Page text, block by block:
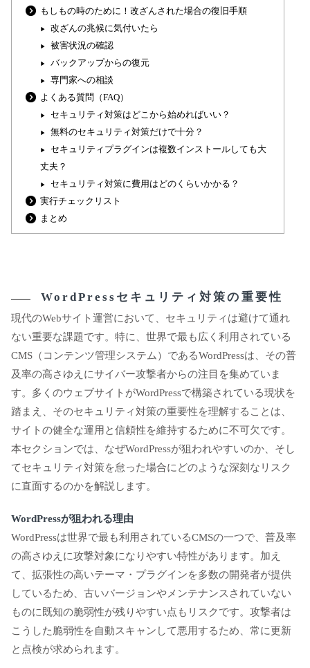
もしもの時のために！改ざんされた場合の復旧手順
改ざんの兆候に気付いたら
被害状況の確認
バックアップからの復元
専門家への相談
よくある質問（FAQ）
セキュリティ対策はどこから始めればいい？
無料のセキュリティ対策だけで十分？
セキュリティプラグインは複数インストールしても大
丈夫？
セキュリティ対策に費用はどのくらいかかる？
実行チェックリスト
まとめ
WordPressセキュリティ対策の重要性
現代のWebサイト運営において、セキュリティは避けて通れ
ない重要な課題です。特に、世界で最も広く利用されている
CMS（コンテンツ管理システム）であるWordPressは、その普
及率の高さゆえにサイバー攻撃者からの注目を集めていま
す。多くのウェブサイトがWordPressで構築されている現状を
踏まえ、そのセキュリティ対策の重要性を理解することは、
サイトの健全な運用と信頼性を維持するために不可欠です。
本セクションでは、なぜWordPressが狙われやすいのか、そし
てセキュリティ対策を怠った場合にどのような深刻なリスク
に直面するのかを解説します。
WordPressが狙われる理由
WordPressは世界で最も利用されているCMSの一つで、普及率
の高さゆえに攻撃対象になりやすい特性があります。加え
て、拡張性の高いテーマ・プラグインを多数の開発者が提供
しているため、古いバージョンやメンテナンスされていない
ものに既知の脆弱性が残りやすい点もリスクです。攻撃者は
こうした脆弱性を自動スキャンして悪用するため、常に更新
と点検が求められます。